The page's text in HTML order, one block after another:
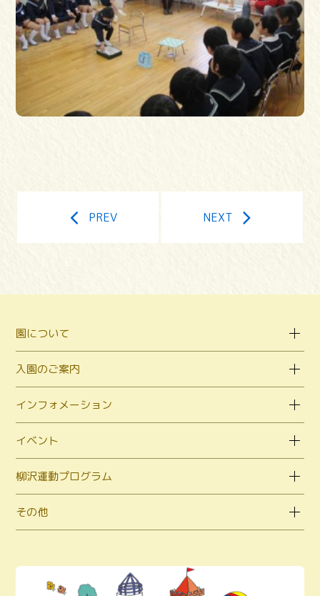
PREV NEXT
園について
入園のご案内
インフォメーション
イベント
柳沢運動プログラム
その他